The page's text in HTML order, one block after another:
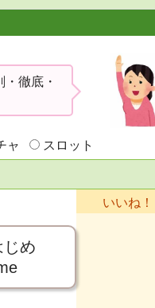
徹底・
ャ スロット
め
いいね！